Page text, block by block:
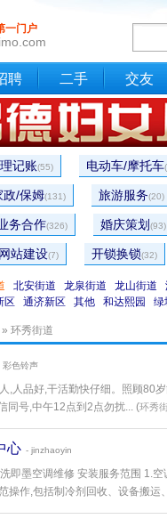
一门户
聘 二手 交友
记账(55) 电动车/摩托车
政/保姆(131) 旅游服务(20)
务合作(326) 婚庆策划 (93)
网站建设(7) 开锁换锁(32)
北安街道 龙泉街道 龙山街道
区 通济新区 其他 和达熙园 绿
» 环秀街道
彩色铃声
,人品好,干活勤快仔细。照顾80
同号,中午12点到2点勿扰... (环秀
心 - jinzhaoyin
即墨空调维修 安装服务范围 1.
操作,包括制冷剂回收、设备搬运